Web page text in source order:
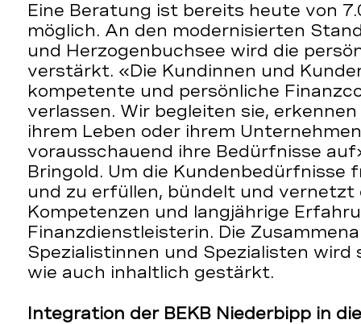
Eine Beratung ist bereits heute von
möglich. An den modernisierten
und Herzogenbuchsee wird die
verstärkt. «Die Kundinnen und
kompetente und persönliche
verlassen. Wir begleiten sie,
ihrem Leben oder ihrem
vorausschauend ihre Bedürfnisse
Bringold. Um die Kundenbedürfnisse
und zu erfüllen, bündelt und vernetzt
Kompetenzen und langjährige
Finanzdienstleisterin. Die
Spezialistinnen und Spezialisten wird
wie auch inhaltlich gestärkt.
Integration der BEKB Niederbipp in